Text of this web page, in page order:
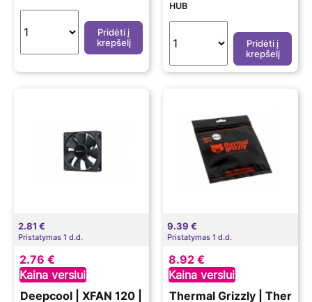
Pridėti į
krepšelį
HUB
Pridėti į
krepšelį
2.81 €
Pristatymas 1 d.d.
2.76 €
Kaina verslui
Deepcool | XFAN 120 |
9.39 €
Pristatymas 1 d.d.
8.92 €
Kaina verslui
Thermal Grizzly | Ther